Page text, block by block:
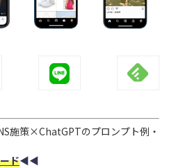
施策×ChatGPTのプロンプト例・
ド◀︎◀︎